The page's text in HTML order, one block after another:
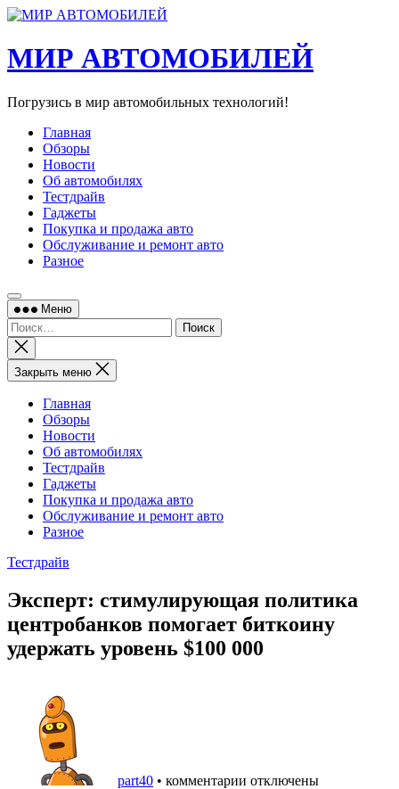
Перейти
содержимому
МИР АВТОМОБИЛЕЙ
Погрузись в мир автомобильных технологий!
Главная
Обзоры
Новости
Об автомобилях
Тестдрайв
Гаджеты
Покупка и продажа авто
Обслуживание и ремонт авто
Разное
Меню
Найти:
Закрыть
поиск
Закрыть меню
Главная
Обзоры
Новости
Об автомобилях
Тестдрайв
Гаджеты
Покупка и продажа авто
Обслуживание и ремонт авто
Разное
Тестдрайв
Эксперт: стимулирующая политика
центробанков помогает биткоину
удержать уровень $100 000
part40 • комментарии отключены